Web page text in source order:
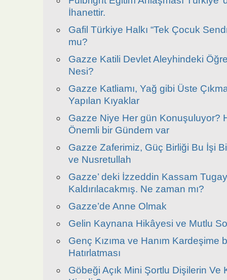
İhanettir.
Gafil Türkiye Halkı “Tek Çocuk
mu?
Gazze Katili Devlet Aleyhindeki
Nesi?
Gazze Katliamı, Yağ gibi Üste
Yapılan Kıyaklar
Gazze Niye Her gün Konuşuluyor?
Önemli bir Gündem var
Gazze Zaferimiz, Güç Birliği Bu İşi
ve Nusretullah
Gazze’ deki İzzeddin Kassam
Kaldırılacakmış. Ne zaman mı?
Gazze’de Anne Olmak
Gelin Kaynana Hikâyesi ve Mutlu
Genç Kızıma ve Hanım Kardeşime
Hatırlatması
Göbeği Açık Mini Şortlu Dişilerin Ve